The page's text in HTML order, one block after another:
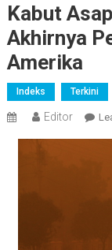
Kabut
Akhirnya
Amerika
Indeks Terkini
Editor